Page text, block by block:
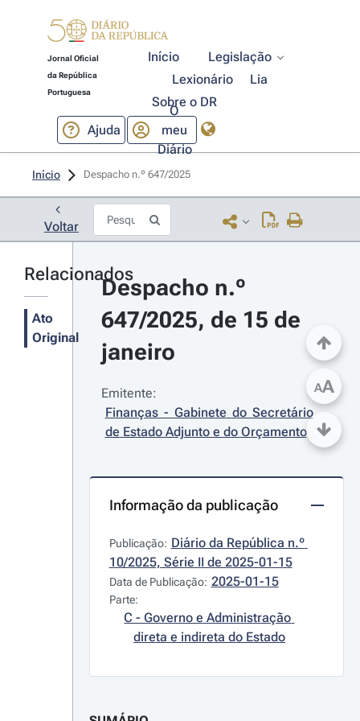
Jornal Oficial
da República
Portuguesa
Início
Legislação
Lexionário
Lia
Sobre o DR
Ajuda
O
meu
Diário
Início Despacho n.º 647/2025
Voltar
Relacionados
Ato
Original
Despacho n.º
647/2025, de 15 de
janeiro
Emitente:
Finanças - Gabinete do Secretário
de Estado Adjunto e do Orçamento
Informação da publicação
Publicação: Diário da República n.º
10/2025, Série II de 2025-01-15
Data de Publicação: 2025-01-15
Parte:
C - Governo e Administração
direta e indireta do Estado
AA